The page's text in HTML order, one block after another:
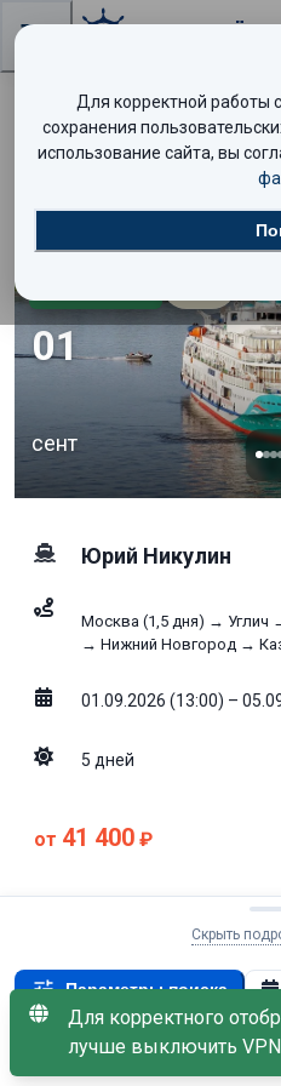
Поиск круизов
Скрыть
Параметры поиска
С наличием мест 01.09.2026 ×
01
сент
Юрий Никулин
Москва (1,5 дня) →
→ Нижний Новгород →
01.09.2026 (13:00) –
5 дней
от 41 400 ₽
Эконом 3.2/10
Для корректной работы
сохранения
использование сайта, вы
Для корректного
лучше выключить VPN